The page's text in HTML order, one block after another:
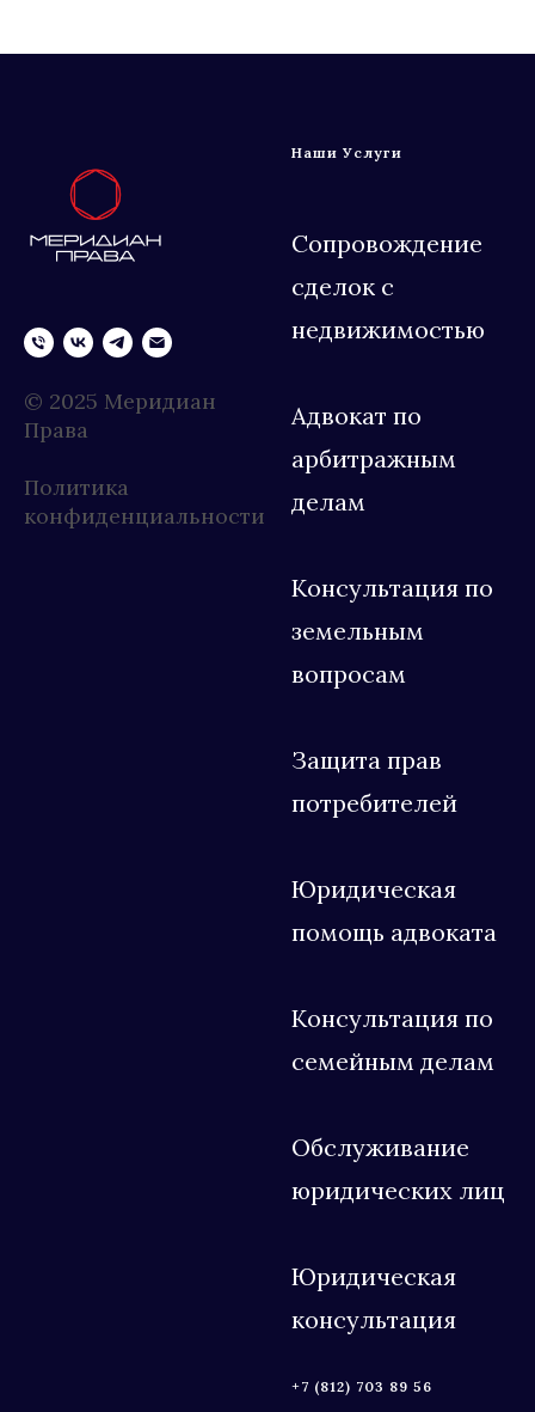
© 2025 Меридиан
Права
Политика
конфиденциальности
Наши Услуги
Сопровождение
сделок с
недвижимостью
Адвокат по
арбитражным
делам
Консультация по
земельным
вопросам
Защита прав
потребителей
Юридическая
помощь адвоката
Консультация по
семейным делам
Обслуживание
юридических лиц
Юридическая
консультация
+7 (812) 703 89 56